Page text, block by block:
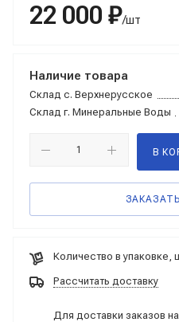
22 000 ₽/шт
Наличие товара
Склад с. Верхнерусское
Склад г. Минеральные Воды
В
Количество в упаковке,
Рассчитать доставку
Для доставки заказов